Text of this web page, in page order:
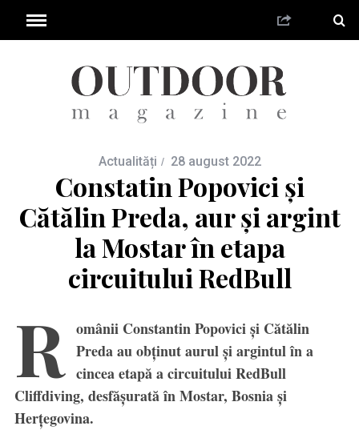
Actualități 28 august 2022
Constatin Popovici și
Cătălin Preda, aur și argint
la Mostar în etapa
circuitului RedBull
R omânii Constantin Popovici și Cătălin
Preda au obținut aurul și argintul în a
cincea etapă a circuitului RedBull
Cliffdiving, desfășurată în Mostar, Bosnia și
Herțegovina.